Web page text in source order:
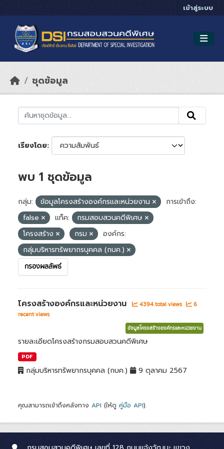
เข้าสู่ระบบ
ชุดข้อมูล
เรียงโดย
พบ 1 ชุดข้อมูล
กลุ่ม: ข้อมูลโครงสร้างองค์กรและหน่วยงาน
การเข้าถึง:
false
แท็ค:
กรมสอบสวนคดีพิเศษ
โครงสร้าง
กรม
องค์กร:
กลุ่มบริหารทรัพยากรบุคคล (กบค.)
กรองผลลัพธ์
โครงสร้างองค์กรและหน่วยงาน 4394 total views
6
recent views
ข้อมูลโครงสร้างองค์กรและหน่วยงาน
รายละเอียดโครงสร้างกรมสอบสวนคดีพิเศษ
PDF
กลุ่มบริหารทรัพยากรบุคคล (กบค.) 9 ตุลาคม 2567
คุณสามารถเข้าถึงคลังทาง API (ให้ดู คู่มือ API).